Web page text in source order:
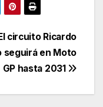
circuito Ricardo
seguirá en Moto
GP hasta 2031